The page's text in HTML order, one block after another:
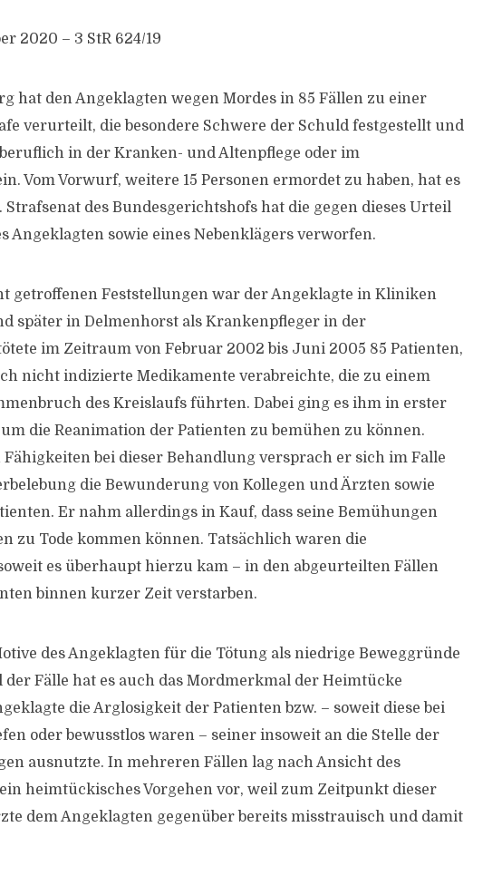
2020 – 3 StR 624/19
hat den Angeklagten wegen Mordes in 85 Fällen zu einer
verurteilt, die besondere Schwere der Schuld festgestellt und
in der Kranken- und Altenpflege oder im
Vom Vorwurf, weitere 15 Personen ermordet zu haben, hat es
des Bundesgerichtshofs hat die gegen dieses Urteil
Angeklagten sowie eines Nebenklägers verworfen.
getroffenen Feststellungen war der Angeklagte in Kliniken
später in Delmenhorst als Krankenpfleger in der
im Zeitraum von Februar 2002 bis Juni 2005 85 Patienten,
nicht indizierte Medikamente verabreichte, die zu einem
des Kreislaufs führten. Dabei ging es ihm in erster
die Reanimation der Patienten zu bemühen zu können.
Fähigkeiten bei dieser Behandlung versprach er sich im Falle
die Bewunderung von Kollegen und Ärzten sowie
Er nahm allerdings in Kauf, dass seine Bemühungen
zu Tode kommen können. Tatsächlich waren die
es überhaupt hierzu kam – in den abgeurteilten Fällen
binnen kurzer Zeit verstarben.
des Angeklagten für die Tötung als niedrige Beweggründe
Fälle hat es auch das Mordmerkmal der Heimtücke
die Arglosigkeit der Patienten bzw. – soweit diese bei
oder bewusstlos waren – seiner insoweit an die Stelle der
ausnutzte. In mehreren Fällen lag nach Ansicht des
heimtückisches Vorgehen vor, weil zum Zeitpunkt dieser
dem Angeklagten gegenüber bereits misstrauisch und damit